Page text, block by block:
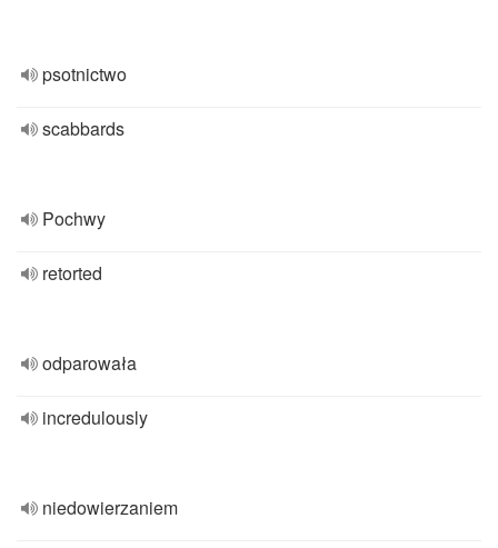
psotnictwo
scabbards
Pochwy
retorted
odparowała
incredulously
niedowierzaniem